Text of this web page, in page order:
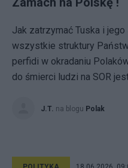
Jak zatrzymać Tuska i
wszystkie struktury
perfidi w okradaniu
do śmierci ludzi na SOR
J.T. na blogu Polak